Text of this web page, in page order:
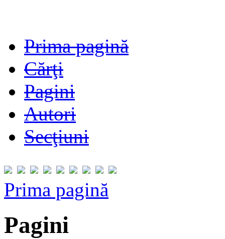
Prima pagină
Cărţi
Pagini
Autori
Secţiuni
Prima pagină
Pagini